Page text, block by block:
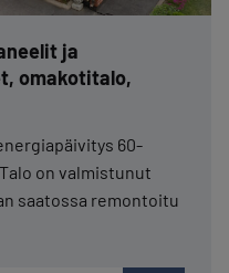
ja
omakotitalo,
60-
on valmistunut
saatossa remontoitu